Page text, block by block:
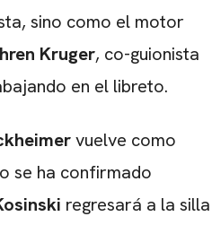
sino como el motor
Kruger, co-guionista
en el libreto.
vuelve como
se ha confirmado
regresará a la silla